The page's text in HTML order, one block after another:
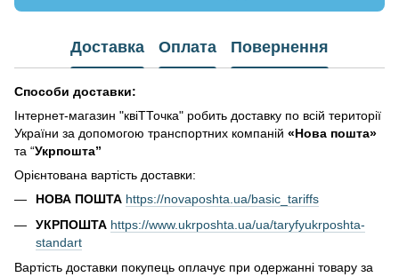
Доставка Оплата Повернення
Способи доставки:
Інтернет-магазин "квіТТочка" робить доставку по всій території
України за допомогою транспортних компаній «Нова пошта»
та “Укрпошта”
Орієнтована вартість доставки:
НОВА ПОШТА https://novaposhta.ua/basic_tariffs
УКРПОШТА https://www.ukrposhta.ua/ua/taryfyukrposhta-
standart
Вартість доставки покупець оплачує при одержанні товару за